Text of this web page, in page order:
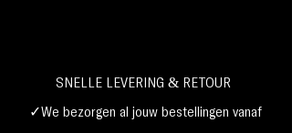
SNELLE LEVERING & RETOUR
✓We bezorgen al jouw bestellingen vanaf